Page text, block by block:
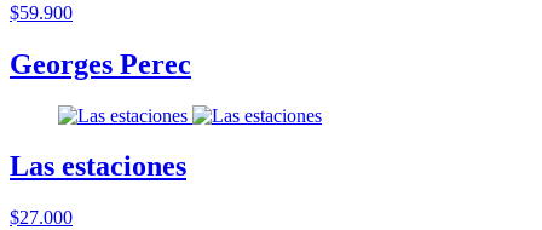
$59.900
Georges Perec
Las estaciones
$27.000